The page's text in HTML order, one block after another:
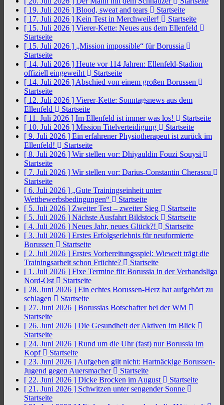
[ 19. Juli 2026 ] Blood, sweat and tears
Startseite
[ 17. Juli 2026 ] Kein Test in Merchweiler!
Startseite
[ 15. Juli 2026 ] Vierer-Kette: Neues aus dem Ellenfeld
Startseite
[ 15. Juli 2026 ] „Mission impossible“ für Borussia
Startseite
[ 14. Juli 2026 ] Heute vor 114 Jahren: Ellenfeld-Stadion
offiziell eingeweiht
Startseite
[ 14. Juli 2026 ] Abschied von einem großen Borussen
Startseite
[ 12. Juli 2026 ] Vierer-Kette: Sonntagsnews aus dem
Ellenfeld
Startseite
[ 11. Juli 2026 ] Im Ellenfeld ist immer was los!
Startseite
[ 10. Juli 2026 ] Mission Titelverteidigung
Startseite
[ 9. Juli 2026 ] Ein erfahrener Physiotherapeut ist zurück im
Ellenfeld!
Startseite
[ 8. Juli 2026 ] Wir stellen vor: Dhiyauldin Fouzi Souysi
Startseite
[ 7. Juli 2026 ] Wir stellen vor: Darius-Constantin Cherascu
Startseite
[ 6. Juli 2026 ] „Gute Trainingseinheit unter
Wettbewerbsbedingungen“
Startseite
[ 5. Juli 2026 ] Zweiter Test – zweiter Sieg
Startseite
[ 5. Juli 2026 ] Nächste Ausfahrt Bildstock
Startseite
[ 4. Juli 2026 ] Neues Jahr, neues Glück?!
Startseite
[ 3. Juli 2026 ] Erstes Erfolgserlebnis für neuformierte
Borussen
Startseite
[ 2. Juli 2026 ] Erstes Vorbereitungsspiel: Wieweit trägt die
Trainingsarbeit schon Früchte?
Startseite
[ 1. Juli 2026 ] Fixe Termine für Borussia in der Verbandsliga
Nord-Ost
Startseite
[ 28. Juni 2026 ] Ein echtes Borussen-Herz hat aufgehört zu
schlagen
Startseite
[ 27. Juni 2026 ] Borussias Botschafter bei der WM
Startseite
[ 26. Juni 2026 ] Die Gesundheit der Aktiven im Blick
Startseite
[ 24. Juni 2026 ] Rund um die Uhr (fast) nur Borussia im
Kopf
Startseite
[ 23. Juni 2026 ] Aufgeben gilt nicht: Hartnäckige Borussen-
Jugend gegen Auersmacher
Startseite
[ 22. Juni 2026 ] Dicke Brocken im August
Startseite
[ 21. Juni 2026 ] Schwitzen unter sengender Sonne
Startseite